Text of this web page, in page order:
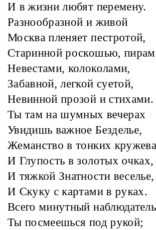
И в жизни любят перемену.
Разнообразной и живой
Москва пленяет пестротой,
Старинной роскошью,
Невестами, колоколами,
Забавной, легкой суетой,
Невинной прозой и стихами.
Ты там на шумных вечерах
Увидишь важное Безделье,
Жеманство в тонких
И Глупость в золотых очках,
И тяжкой Знатности веселье,
И Скуку с картами в руках.
Всего минутный
Ты посмеешься под рукой;